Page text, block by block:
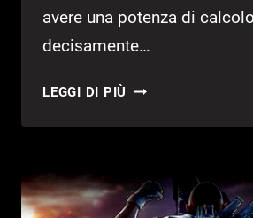
avere una potenza di calcolo
decisamente…
LEGGI DI PIÙ CRACKDOWN